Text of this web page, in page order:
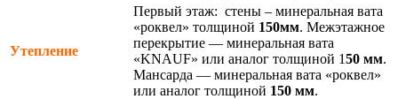
Утепление
Первый этаж: стены – минеральная вата
«роквел» толщиной 150мм. Межэтажное
перекрытие — минеральная вата
«KNAUF» или аналог толщиной 150 мм.
Мансарда — минеральная вата «роквел»
или аналог толщиной 150 мм.